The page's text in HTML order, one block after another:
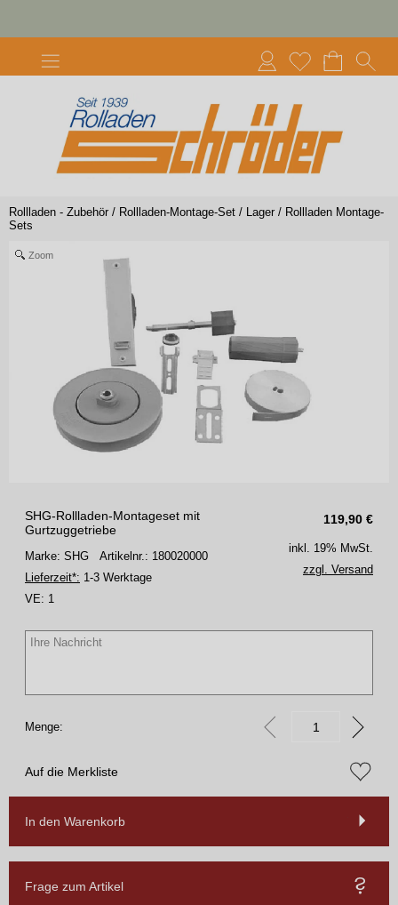
Rollladen - Zubehör / Rollladen-Montage-Set / Lager / Rollladen Montage-
Sets
Zoom
119,90 €
SHG-Rollladen-Montageset mit
Gurtzuggetriebe
Marke: SHG Artikelnr.: 180020000
Lieferzeit*: 1-3 Werktage
VE: 1
inkl. 19% MwSt.
zzgl. Versand
Menge:
Auf die Merkliste
In den Warenkorb
Frage zum Artikel